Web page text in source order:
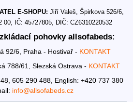
E-SHOPU:Jiří Valeš, Špirkova 526/6,
00, IČ: 45727805, DIČ: CZ6310220532
pohovky allsofabeds:
92/6, Praha - Hostivař - KONTAKT
788/61, Slezská Ostrava - KONTAKT
605 290 488, English: +420 737 380
info@allsofabeds.cz